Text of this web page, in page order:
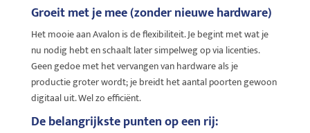
Groeit met je mee (zonder nieuwe hardware)
Het mooie aan Avalon is de flexibiliteit. Je begint met wat je
nu nodig hebt en schaalt later simpelweg op via licenties.
Geen gedoe met het vervangen van hardware als je
productie groter wordt; je breidt het aantal poorten gewoon
digitaal uit. Wel zo efficiënt.
De belangrijkste punten op een rij: